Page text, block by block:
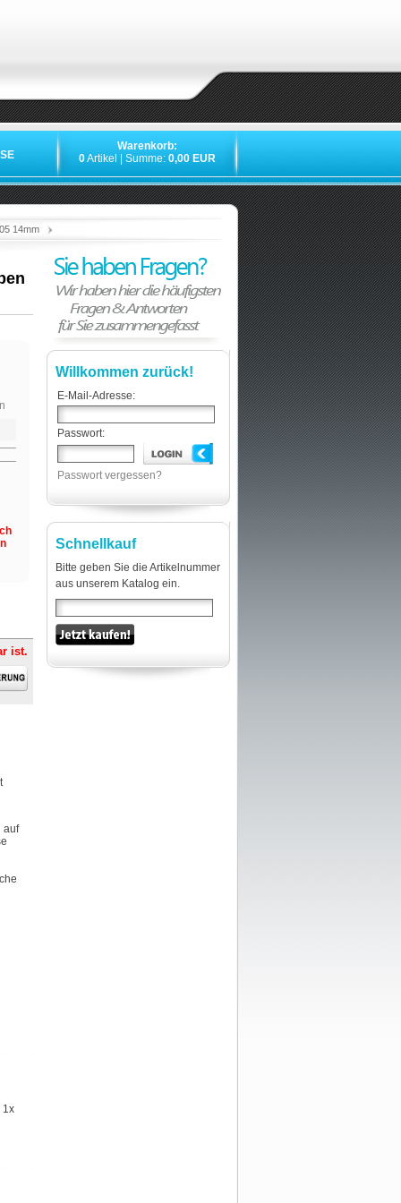
Warenkorb:
0Artikel | Summe: 0,00 EUR
14mm
ist.
auf
1x
Willkommen zurück!
E-Mail-Adresse:
Passwort:
Passwort vergessen?
Schnellkauf
Bitte geben Sie die Artikelnummer
aus unserem Katalog ein.